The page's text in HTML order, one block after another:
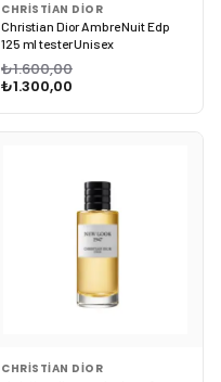
CHRISTIAN DIOR
Christian Dior Ambre Nuit Edp
125 ml tester Unisex
₺1.600,00
₺1.300,00
CHRISTIAN DIOR